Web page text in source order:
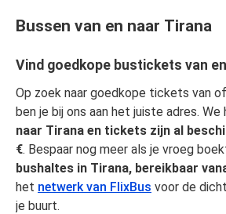
Bussen van en naar Tirana
Vind goedkope bustickets van
Op zoek naar goedkope tickets van
ben je bij ons aan het juiste adres. We
naar Tirana en tickets zijn al
€. Bespaar nog meer als je vroeg
bushaltes in Tirana, bereikbaar
het netwerk van FlixBus voor de
je buurt.